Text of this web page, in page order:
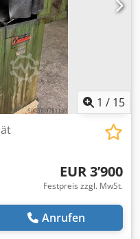
1 / 15
EUR 3’900
Festpreis zzgl. MwSt.
Anrufen